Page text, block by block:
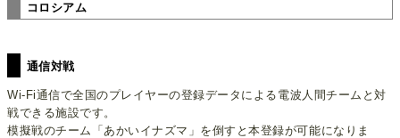
コロシアム
通信対戦
Wi-Fi通信で全国のプレイヤーの登録データによる電波人間チームと対
戦できる施設です。
模擬戦のチーム「あかいイナズマ」を倒すと本登録が可能になりま